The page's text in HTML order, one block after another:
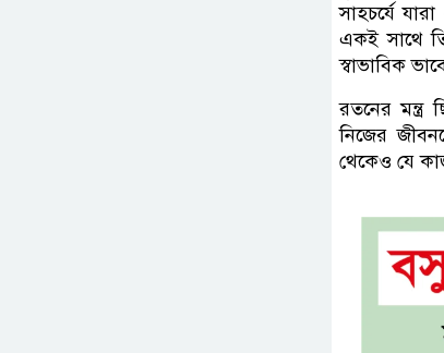
সাহচর্যে
একই সাথে
স্বাভাবিক
রতনের
নিজের
থেকেও যে